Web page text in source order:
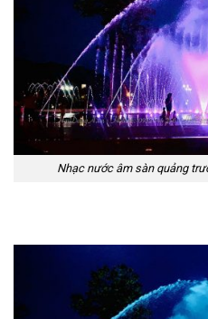
Nhạc nước âm sàn quảng